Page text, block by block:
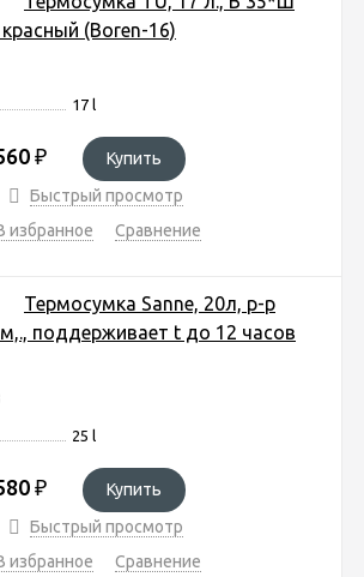
(Boren-16)
17 l
₽
Купить
Быстрый просмотр
избранное
Сравнение
Термосумка Sanne, 20л, р-р
поддерживает t до 12 часов
25 l
₽
Купить
Быстрый просмотр
избранное
Сравнение